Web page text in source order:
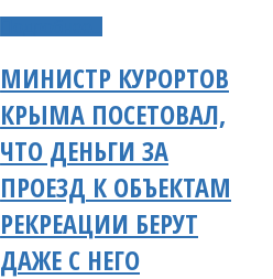
МИНИСТР КУРОРТОВ
КРЫМА ПОСЕТОВАЛ,
ЧТО ДЕНЬГИ ЗА
ПРОЕЗД К ОБЪЕКТАМ
РЕКРЕАЦИИ БЕРУТ
ДАЖЕ С НЕГО